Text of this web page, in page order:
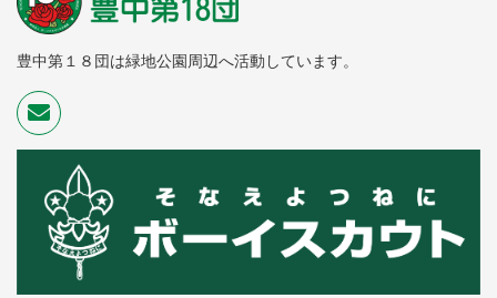
豊中第１８団は緑地公園周辺へ活動しています。